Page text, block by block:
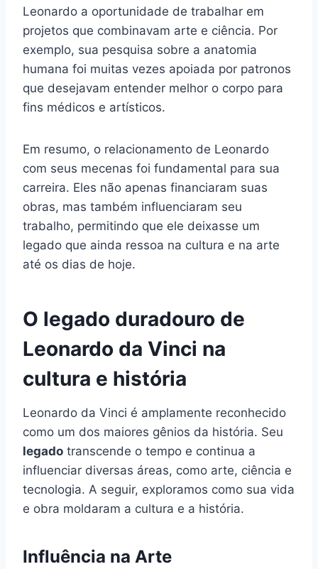
Leonardo a oportunidade de trabalhar em
projetos que combinavam arte e ciência. Por
exemplo, sua pesquisa sobre a anatomia
humana foi muitas vezes apoiada por patronos
que desejavam entender melhor o corpo para
fins médicos e artísticos.
Em resumo, o relacionamento de Leonardo
com seus mecenas foi fundamental para sua
carreira. Eles não apenas financiaram suas
obras, mas também influenciaram seu
trabalho, permitindo que ele deixasse um
legado que ainda ressoa na cultura e na arte
até os dias de hoje.
O legado duradouro de
Leonardo da Vinci na
cultura e história
Leonardo da Vinci é amplamente reconhecido
como um dos maiores gênios da história. Seu
legado transcende o tempo e continua a
influenciar diversas áreas, como arte, ciência e
tecnologia. A seguir, exploramos como sua vida
e obra moldaram a cultura e a história.
Influência na Arte